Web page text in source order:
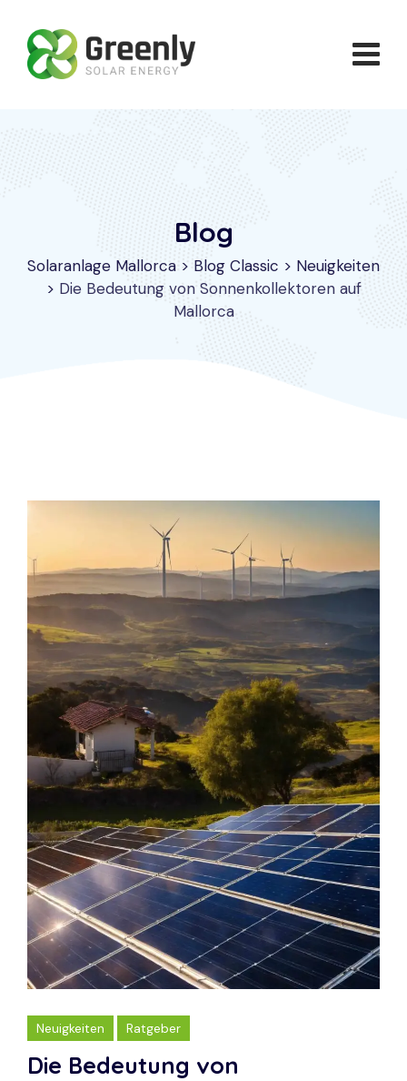
content
Blog
Solaranlage Mallorca > Blog Classic > Neuigkeiten
> Die Bedeutung von Sonnenkollektoren auf
Mallorca
Neuigkeiten Ratgeber
Die Bedeutung von